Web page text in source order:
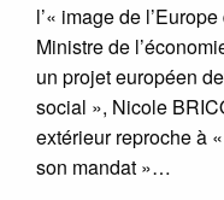
l’« image de
Ministre de
un projet européen
social », Nicole
extérieur reproche à
son mandat »…